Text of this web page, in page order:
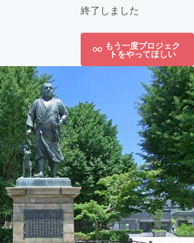
終了しました
もう一度プロジェク
トをやってほしい